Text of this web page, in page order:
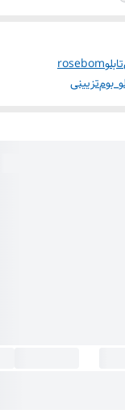
تابلوrosebom
تزیینی